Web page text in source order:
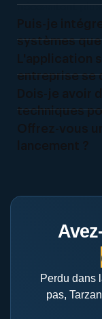
nécessitent
Puis-je
systèmes
L'application
entreprise se
Dois-je avoir
techniques
Offrez-vous
lancement ?
Perdu dans
pas,